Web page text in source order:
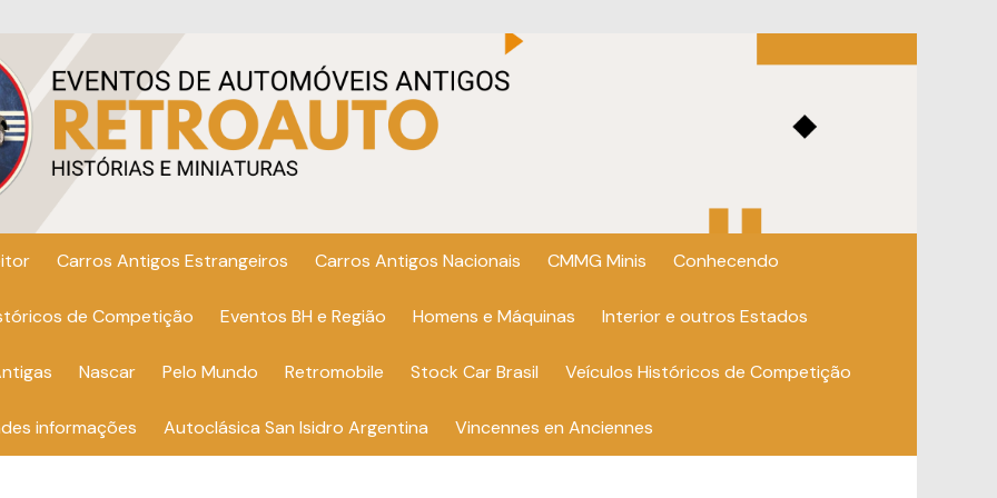
Carros Antigos Estrangeiros Carros Antigos Nacionais CMMG Minis Conhecendo
de Competição Eventos BH e Região Homens e Máquinas Interior e outros Estados
Nascar Pelo Mundo Retromobile Stock Car Brasil Veículos Históricos de Competição
informações Autoclásica San Isidro Argentina Vincennes en Anciennes